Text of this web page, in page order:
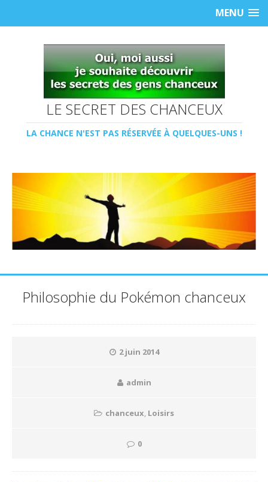
MENU
LE SECRET DES CHANCEUX
LA CHANCE N'EST PAS RÉSERVÉE À QUELQUES-UNS !
Philosophie du Pokémon chanceux
2 juin 2014
admin
chanceux Loisirs
0